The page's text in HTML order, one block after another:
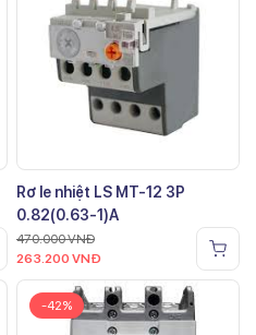
Rơ le nhiệt LS MT-12 3P
0.82(0.63-1)A
470.000VNĐ
263.200 VNĐ
-42%